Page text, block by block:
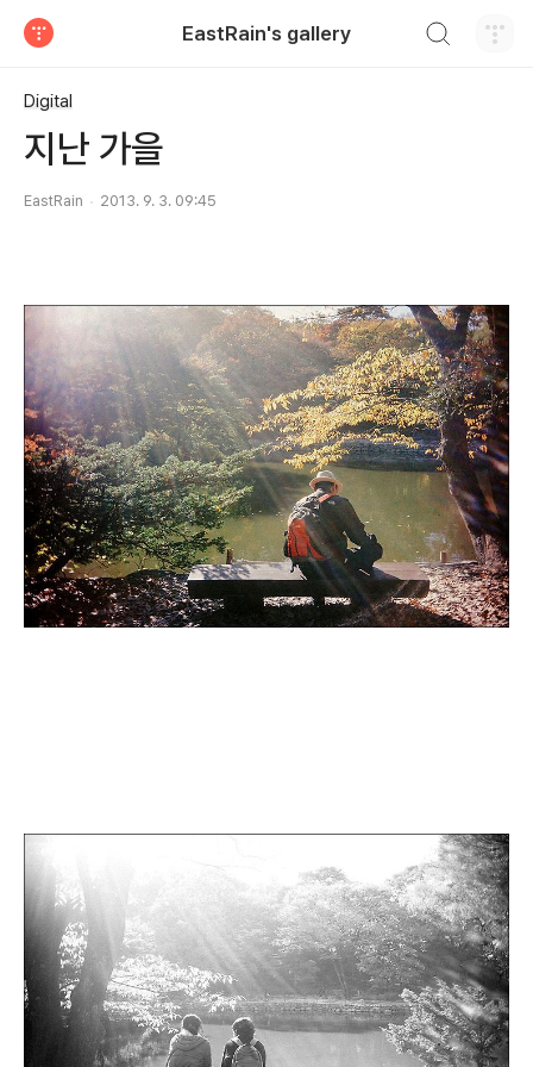
EastRain's gallery
Digital
지난 가을
EastRain 2013. 9. 3. 09:45